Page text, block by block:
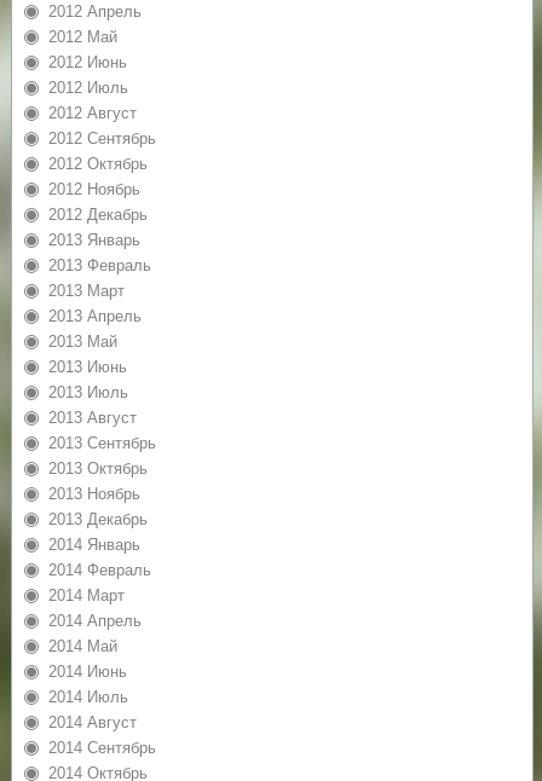
2012 Апрель
2012 Май
2012 Июнь
2012 Июль
2012 Август
2012 Сентябрь
2012 Октябрь
2012 Ноябрь
2012 Декабрь
2013 Январь
2013 Февраль
2013 Март
2013 Апрель
2013 Май
2013 Июнь
2013 Июль
2013 Август
2013 Сентябрь
2013 Октябрь
2013 Ноябрь
2013 Декабрь
2014 Январь
2014 Февраль
2014 Март
2014 Апрель
2014 Май
2014 Июнь
2014 Июль
2014 Август
2014 Сентябрь
2014 Октябрь